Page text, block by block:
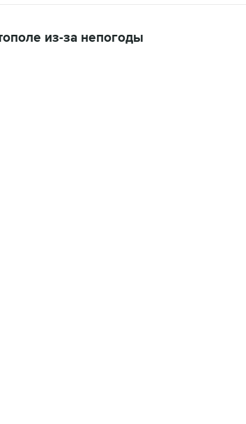
из-за непогоды